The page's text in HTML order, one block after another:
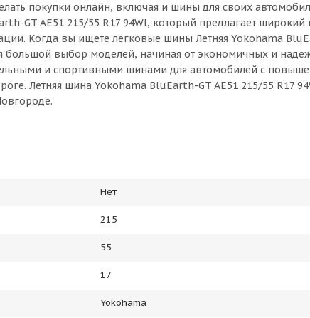
покупки онлайн, включая и шины для своих
GT AE51 215/55 R17 94Wl, который предлагает
Когда вы ищете легковые шины Летняя Yokohama
большой выбор моделей, начиная от экономичных и
и спортивными шинами для автомобилей с
Летняя шина Yokohama BluEarth-GT AE51 215/55 R17
Нет
215
55
17
Yokohama